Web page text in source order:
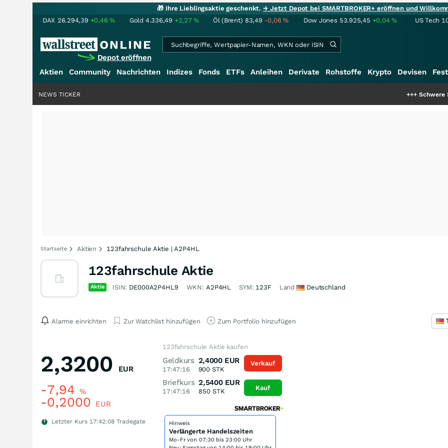
🎁 Ihre Lieblingsaktie geschenkt.→ Jetzt Depot bei SMARTBROKER+ eröffnen und
DAX 26.294,39 +0,46% Gold 4.336,49 +2,27% Öl (Brent) 83,49 -0,06% Dow Jones 53.925,45 +0,04% US Tech
Depot eröffnen
Aktien Community Nachrichten Indizes Fonds ETFs Anleihen Derivate Rohstoffe Krypto Devisen
Schwere Seltene
NEWS TICKER
Startseite Aktien 123fahrschule Aktie | A2P4HL
123fahrschule Aktie
Aktie ISIN: DE000A2P4HL9 WKN: A2P4HL SYM: 123F Land Deutschland
Alarme einrichten Zur Watchlist hinzufügen Zum Portfolio hinzufügen
2,3200 EUR
-7,94 %
-0,2000 EUR
Letzter Kurs 17:42:08 Tradegate
123fahrschule Aktie kaufen
Geldkurs
17:47:16
2,4000 EUR
900 STK
Briefkurs
17:47:16
2,5400 EUR
850STK
Verkauf
Kauf
Hinweis
Verlängerte Handelszeiten
Mo-Fr von 07:30 bis 23:00 Uhr